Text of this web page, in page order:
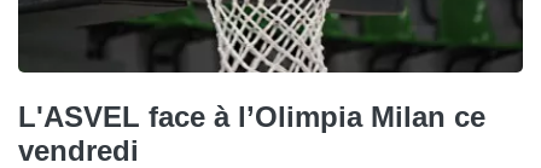
L'ASVEL face à l’Olimpia Milan ce
vendredi